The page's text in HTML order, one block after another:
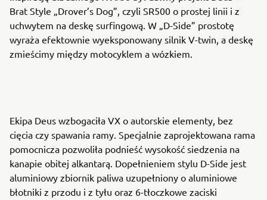
Brat Style „Drover’s Dog”, czyli SR500 o prostej linii i z
uchwytem na deskę surfingową. W „D-Side” prostotę
wyraża efektownie wyeksponowany silnik V-twin, a deskę
zmieścimy między motocyklem a wózkiem.
Ekipa Deus wzbogaciła VX o autorskie elementy, bez
cięcia czy spawania ramy. Specjalnie zaprojektowana rama
pomocnicza pozwoliła podnieść wysokość siedzenia na
kanapie obitej alkantarą. Dopełnieniem stylu D-Side jest
aluminiowy zbiornik paliwa uzupełniony o aluminiowe
błotniki z przodu i z tyłu oraz 6-tłoczkowe zaciski